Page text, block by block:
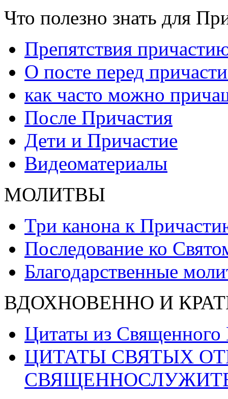
Что полезно знать для
Препятствия
О посте перед
как часто можно
После Причастия
Дети и Причастие
Видеоматериалы
МОЛИТВЫ
Три канона к
Последование ко
Благодарственные
ВДОХНОВЕННО И
Цитаты из Священного
ЦИТАТЫ СВЯТЫХ